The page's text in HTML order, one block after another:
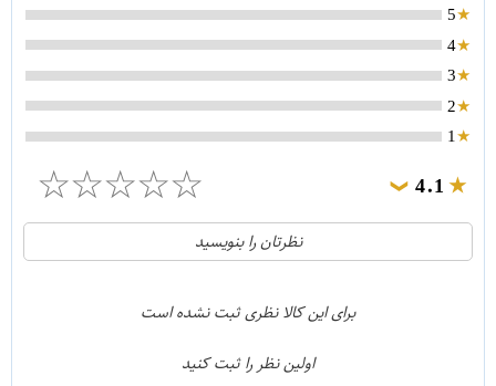
5
4
3
2
1
4.1
❯
☆
☆
☆
☆
☆
21
1
نظرتان را بنویسید
برای این کالا نظری ثبت نشده است
اولین نظر را ثبت کنید